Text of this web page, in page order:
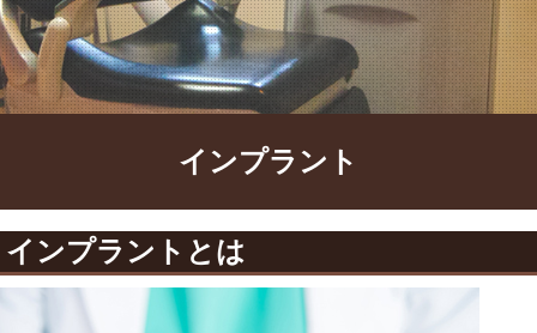
インプラント
インプラントとは